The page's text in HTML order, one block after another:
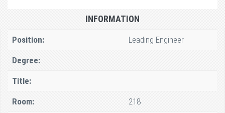
INFORMATION
Position: Leading Engineer
Degree:
Title:
Room: 218